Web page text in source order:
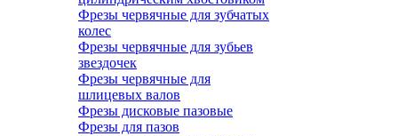
Фрезы червячные для зубчатых
колес
Фрезы червячные для зубьев
звездочек
Фрезы червячные для
шлицевых валов
Фрезы дисковые пазовые
Фрезы для пазов